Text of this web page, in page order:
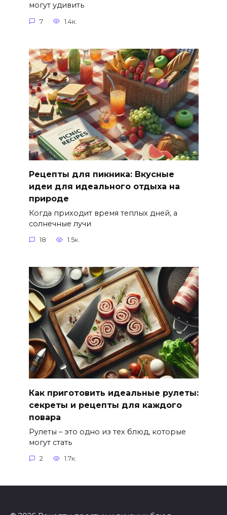
могут удивить
7 1.4к.
Рецепты для пикника: Вкусные
идеи для идеального отдыха на
природе
Когда приходит время теплых дней, а
солнечные лучи
18 1.5к.
Как приготовить идеальные рулеты:
секреты и рецепты для каждого
повара
Рулеты – это одно из тех блюд, которые
могут стать
2 1.7к.